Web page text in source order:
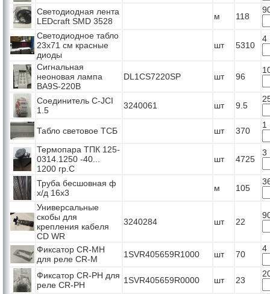
Светодиодная лента
LEDcraft SMD 3528
м 118
Светодиодное табло
23x71 см красные
диоды
шт 5310
4
Сигнальная
неоновая лампа
BA9S-220B
DL1CS7220SP шт 96
Соединитель C-JCI
1.5
3240061 шт 9.5
Табло световое ТСБ шт 370
1
Термопара ТПК 125-
0314.1250 -40...
1200 гр.С
шт 4725
3
Труба бесшовная ф
х/д 16x3
м 105
Универсальные
скобы для
крепления кабеля
CD WR
3240284 шт 22
Фиксатор CR-MH
для реле CR-M
1SVR405659R1000 шт 70
4
Фиксатор CR-PH для
реле CR-PH
1SVR405659R0000 шт 23